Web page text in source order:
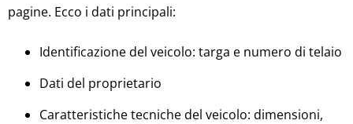
pagine. Ecco i dati principali:
Identificazione del veicolo: targa e numero di telaio
Dati del proprietario
Caratteristiche tecniche del veicolo: dimensioni,